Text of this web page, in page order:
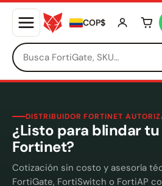
COP$ Tu
DISTRIBUIDOR FORTINET
¿Listo para blindar
Fortinet?
Cotización sin costo y asesoría
FortiGate, FortiSwitch o FortiAP